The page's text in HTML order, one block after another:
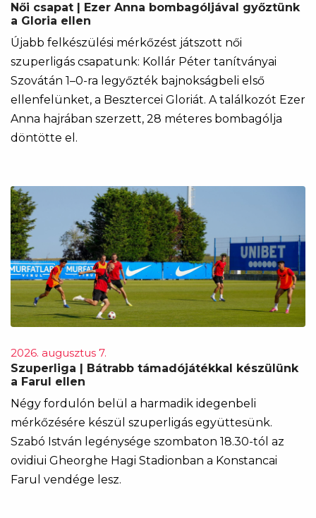
Női csapat | Ezer Anna bombagóljával győztünk
a Gloria ellen
Újabb felkészülési mérkőzést játszott női
szuperligás csapatunk: Kollár Péter tanítványai
Szovátán 1–0-ra legyőzték bajnokságbeli első
ellenfelünket, a Besztercei Gloriát. A találkozót Ezer
Anna hajrában szerzett, 28 méteres bombagólja
döntötte el.
2026. augusztus 7.
Szuperliga | Bátrabb támadójátékkal készülünk
a Farul ellen
Négy fordulón belül a harmadik idegenbeli
mérkőzésére készül szuperligás együttesünk.
Szabó István legénysége szombaton 18.30-tól az
ovidiui Gheorghe Hagi Stadionban a Konstancai
Farul vendége lesz.